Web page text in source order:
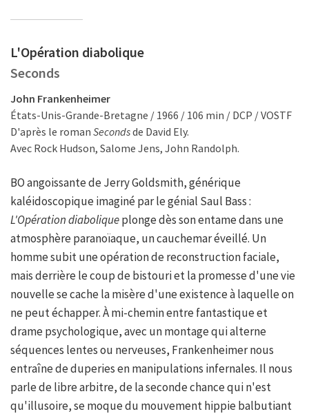
L'Opération diabolique
Seconds
John Frankenheimer
États-Unis-Grande-Bretagne / 1966 / 106 min / DCP / VOSTF
D'après le roman Secondsde David Ely.
Avec Rock Hudson, Salome Jens, John Randolph.
BO angoissante de Jerry Goldsmith, générique
kaléidoscopique imaginé par le génial Saul Bass :
L'Opération diaboliqueplonge dès son entame dans une
atmosphère paranoïaque, un cauchemar éveillé. Un
homme subit une opération de reconstruction faciale,
mais derrière le coup de bistouri et la promesse d'une vie
nouvelle se cache la misère d'une existence à laquelle on
ne peut échapper. À mi-chemin entre fantastique et
drame psychologique, avec un montage qui alterne
séquences lentes ou nerveuses, Frankenheimer nous
entraîne de duperies en manipulations infernales. Il nous
parle de libre arbitre, de la seconde chance qui n'est
qu'illusoire, se moque du mouvement hippie balbutiant